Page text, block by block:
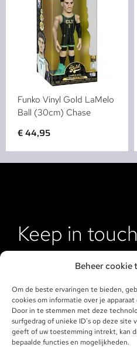
Beheer cookie
Om de beste ervaringen te bieden,
cookies om informatie over je
Door in te stemmen met deze
surfgedrag of unieke ID's op deze site
geeft of uw toestemming intrekt, kan
bepaalde functies en mogelijkheden.
Funko Vinyl Gold LaMelo
Ball (30cm) Chase
€44,95
Keep in touch
Klantenservice